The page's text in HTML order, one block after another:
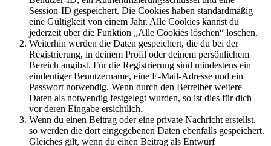
Session-ID gespeichert. Die Cookies haben standardmäßig
eine Gültigkeit von einem Jahr. Alle Cookies kannst du
jederzeit über die Funktion „Alle Cookies löschen“ löschen.
Weiterhin werden die Daten gespeichert, die du bei der
Registrierung, in deinem Profil oder deinem persönlichem
Bereich angibst. Für die Registrierung sind mindestens ein
eindeutiger Benutzername, eine E-Mail-Adresse und ein
Passwort notwendig. Wenn durch den Betreiber weitere
Daten als notwendig festgelegt wurden, so ist dies für dich
vor deren Eingabe ersichtlich.
Wenn du einen Beitrag oder eine private Nachricht erstellst,
so werden die dort eingegebenen Daten ebenfalls gespeichert.
Gleiches gilt, wenn du einen Beitrag als Entwurf